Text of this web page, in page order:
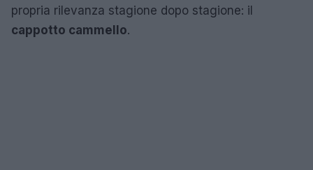
propria rilevanza stagione dopo stagione: il
cappotto cammello.